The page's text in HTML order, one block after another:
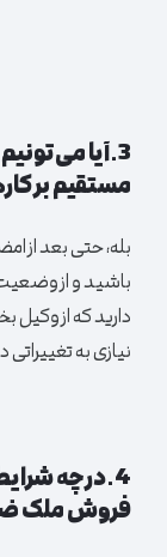
3. آیا
مستقیم بر
بله، حتی بعد از
باشید و از
دارید که از وکیل
نیازی به
4.در چه
فروش ملک